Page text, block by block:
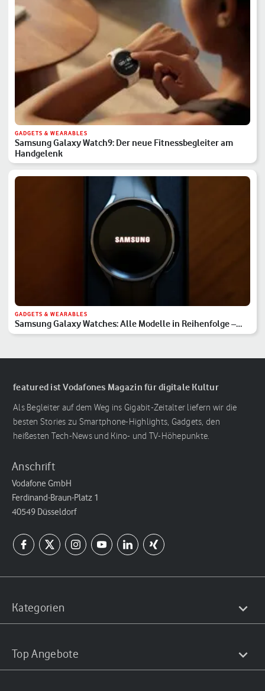
GADGETS & WEARABLES
Samsung Galaxy Watch9: Der neue Fitnessbegleiter am
Handgelenk
GADGETS & WEARABLES
Samsung Galaxy Watches: Alle Modelle in Reihenfolge –
Hauptserie, Classic & Ultra
featured ist Vodafones Magazin für digitale Kultur
Als Begleiter auf dem Weg ins Gigabit-Zeitalter liefern wir die
besten Stories zu Smartphone-Highlights, Gadgets, den
heißesten Tech-News und Kino- und TV-Höhepunkte.
Anschrift
Vodafone GmbH
Ferdinand-Braun-Platz 1
40549 Düsseldorf
Kategorien
Top Angebote